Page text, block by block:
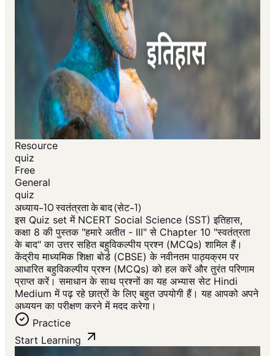
Resource
quiz
Free
General
quiz
अध्याय-10 स्वतंत्रता के बाद (सेट-1)
इस Quiz set में NCERT Social Science (SST) इतिहास,
कक्षा 8 की पुस्तक "हमारे अतीत - III" से Chapter 10 "स्वतंत्रता
के बाद" का उत्तर सहित बहुविकल्पीय प्रश्न (MCQs) शामिल हैं।
केंद्रीय माध्यमिक शिक्षा बोर्ड (CBSE) के नवीनतम पाठ्यक्रम पर
आधारित बहुविकल्पीय प्रश्न (MCQs) को हल करें और तुरंत परिणाम
प्राप्त करें। समाधान के साथ प्रश्नों का यह अभ्यास सेट Hindi
Medium में पढ़ रहे छात्रों के लिए बहुत उपयोगी हैं। यह आपको अपने
अध्ययन का परीक्षण करने में मदद करेगा।
Practice
Start Learning